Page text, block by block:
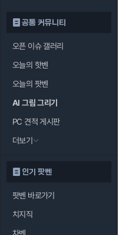
공통 커뮤니티
오픈 이슈 갤러리
오늘의 핫벤
오늘의 팟벤
AI 그림 그리기
PC 견적 게시판
더보기
인기 팟벤
팟벤 바로가기
치지직